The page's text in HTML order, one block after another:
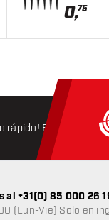
A LA CESTA
0,75
rápido! Expedición
al +31(0) 85 000 26
(Lun-Vie) Solo en